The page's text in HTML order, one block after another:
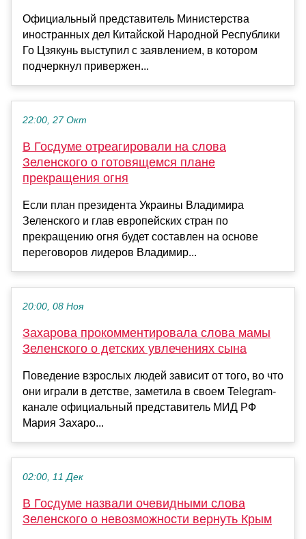
Официальный представитель Министерства
иностранных дел Китайской Народной Республики
Го Цзякунь выступил с заявлением, в котором
подчеркнул привержен...
22:00, 27 Окт
В Госдуме отреагировали на слова
Зеленского о готовящемся плане
прекращения огня
Если план президента Украины Владимира
Зеленского и глав европейских стран по
прекращению огня будет составлен на основе
переговоров лидеров Владимир...
20:00, 08 Ноя
Захарова прокомментировала слова мамы
Зеленского о детских увлечениях сына
Поведение взрослых людей зависит от того, во что
они играли в детстве, заметила в своем Telegram-
канале официальный представитель МИД РФ
Мария Захаро...
02:00, 11 Дек
В Госдуме назвали очевидными слова
Зеленского о невозможности вернуть Крым